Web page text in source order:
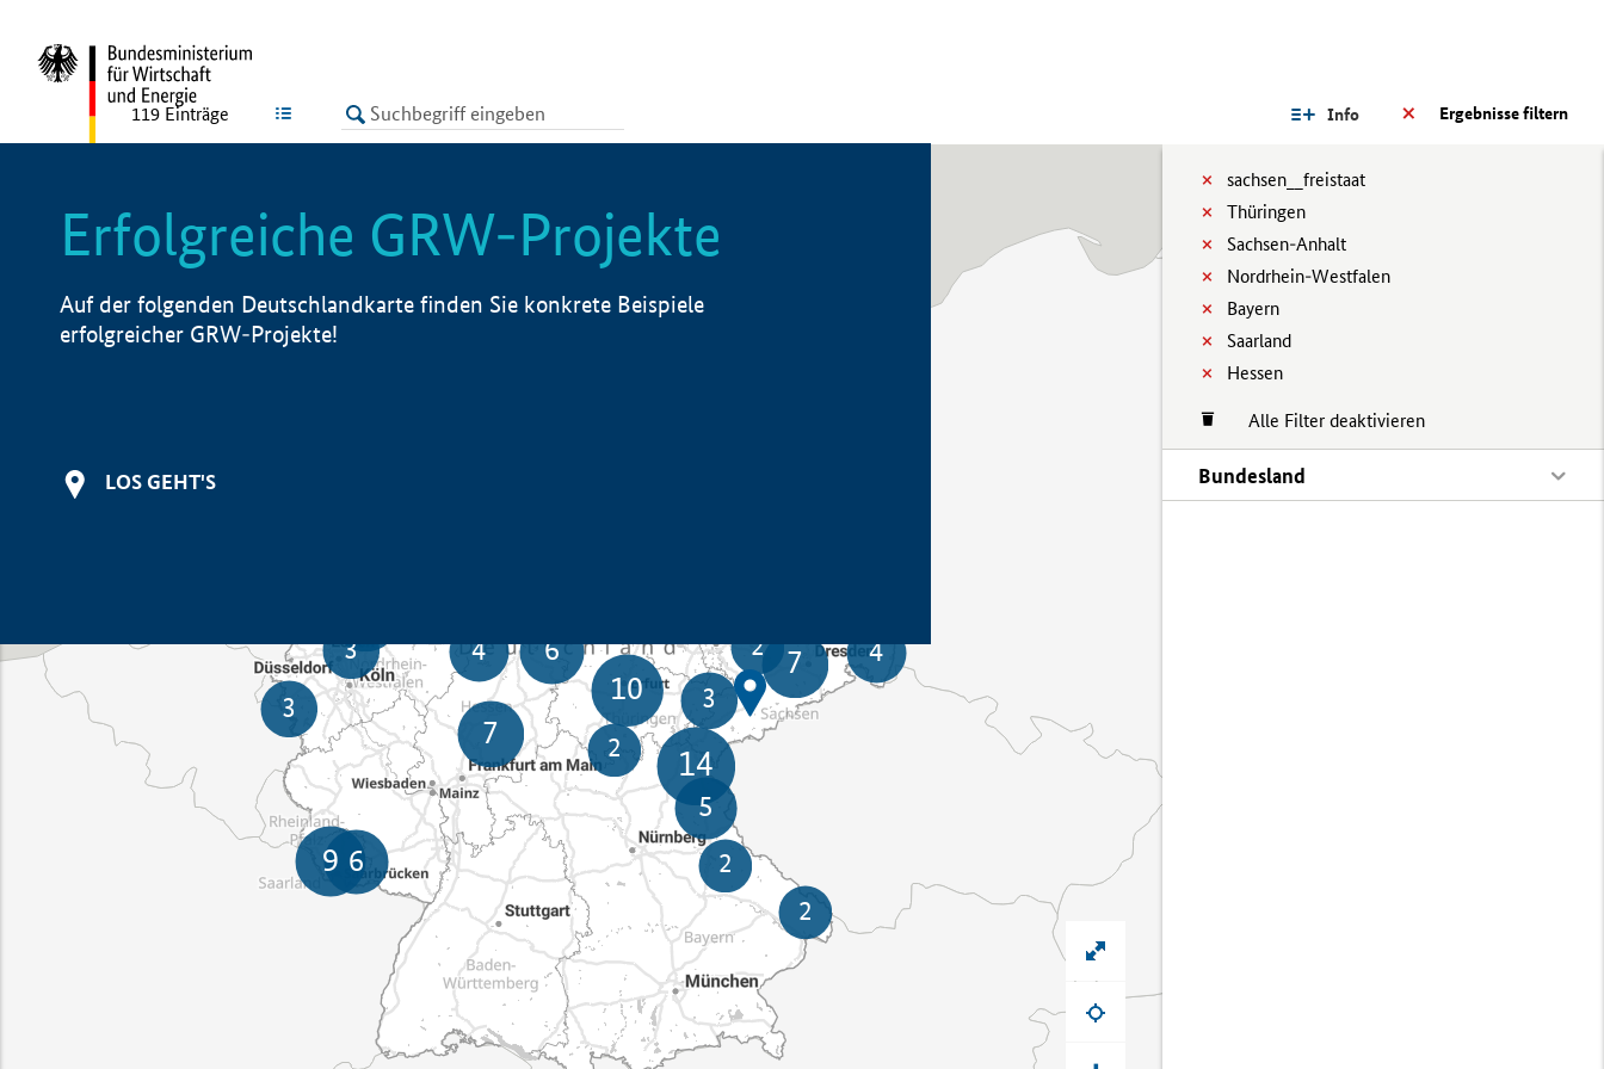
LISTE Ergebnisse filtern
Info
sachsen__freistaat
Thüringen
Sachsen-Anhalt
Nordrhein-Westfalen
Bayern
Saarland
Hessen
Alle Filter deaktivieren
Bundesland
119 Einträge
Erfolgreiche GRW-Projekte
Auf der folgenden Deutschlandkarte finden Sie konkrete Beispiele
erfolgreicher GRW-Projekte!
LOS GEHT'S